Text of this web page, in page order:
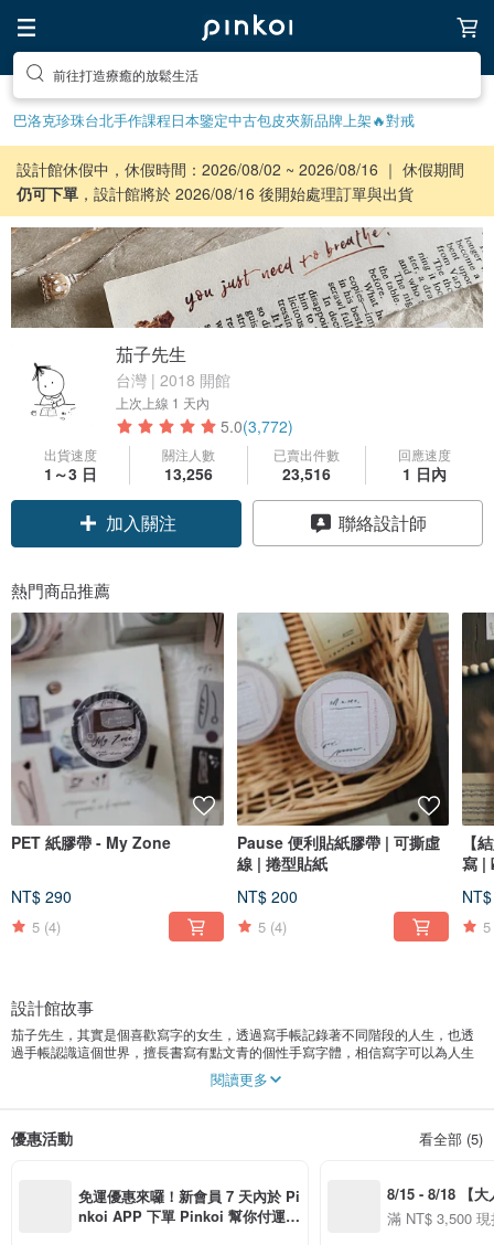
前往打造療癒的放鬆生活
巴洛克珍珠台北手作課程日本鑒定中古包皮夾新品牌上架🔥對戒
設計館休假中，休假時間：2026/08/02 ~ 2026/08/16 ｜ 休假期間
仍可下單 ，設計館將於 2026/08/16 後開始處理訂單與出貨
茄子先生
台灣 | 2018 開館
上次上線 1 天內
5.0(3,772)
出貨速度
1～3 日
關注人數
13,256
已賣出件數
23,516
回應速度
1 日內
加入關注 聯絡設計師
熱門商品推薦
PET 紙膠帶 - My Zone
NT$ 290
5 (4)
Pause 便利貼紙膠帶 | 可撕虛
線 | 捲型貼紙
NT$ 200
5 (4)
【
寫 |
5
設計館故事
茄子先生，其實是個喜歡寫字的女生，透過寫手帳記錄著不同階段的人生，也透
過手帳認識這個世界，擅長書寫有點文青的個性手寫字體，相信寫字可以為人生
帶來不同的正面能量，現為自由工作者，定期開設系列課程，夢想是開一間可以
做點心給大家吃的文具店，小朋友拿著一百分的考卷進來，就可以換一樣喜歡的
閱讀更多
優惠活動 看全部 (5)
免運優惠來囉！新會員 7 天內於 Pi
nkoi APP 下單 Pinkoi 幫你付運
8/15 - 8/18 【大
季】滿
50
滿 NT$ 3,500